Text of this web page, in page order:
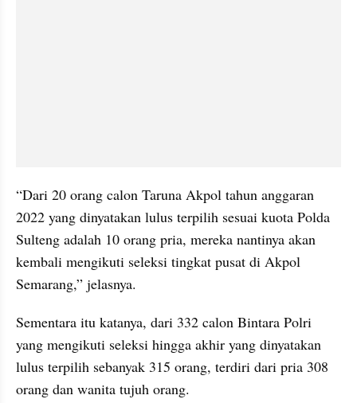
“Dari 20 orang calon Taruna Akpol tahun anggaran
2022 yang dinyatakan lulus terpilih sesuai kuota Polda
Sulteng adalah 10 orang pria, mereka nantinya akan
kembali mengikuti seleksi tingkat pusat di Akpol
Semarang,” jelasnya.
Sementara itu katanya, dari 332 calon Bintara Polri
yang mengikuti seleksi hingga akhir yang dinyatakan
lulus terpilih sebanyak 315 orang, terdiri dari pria 308
orang dan wanita tujuh orang.